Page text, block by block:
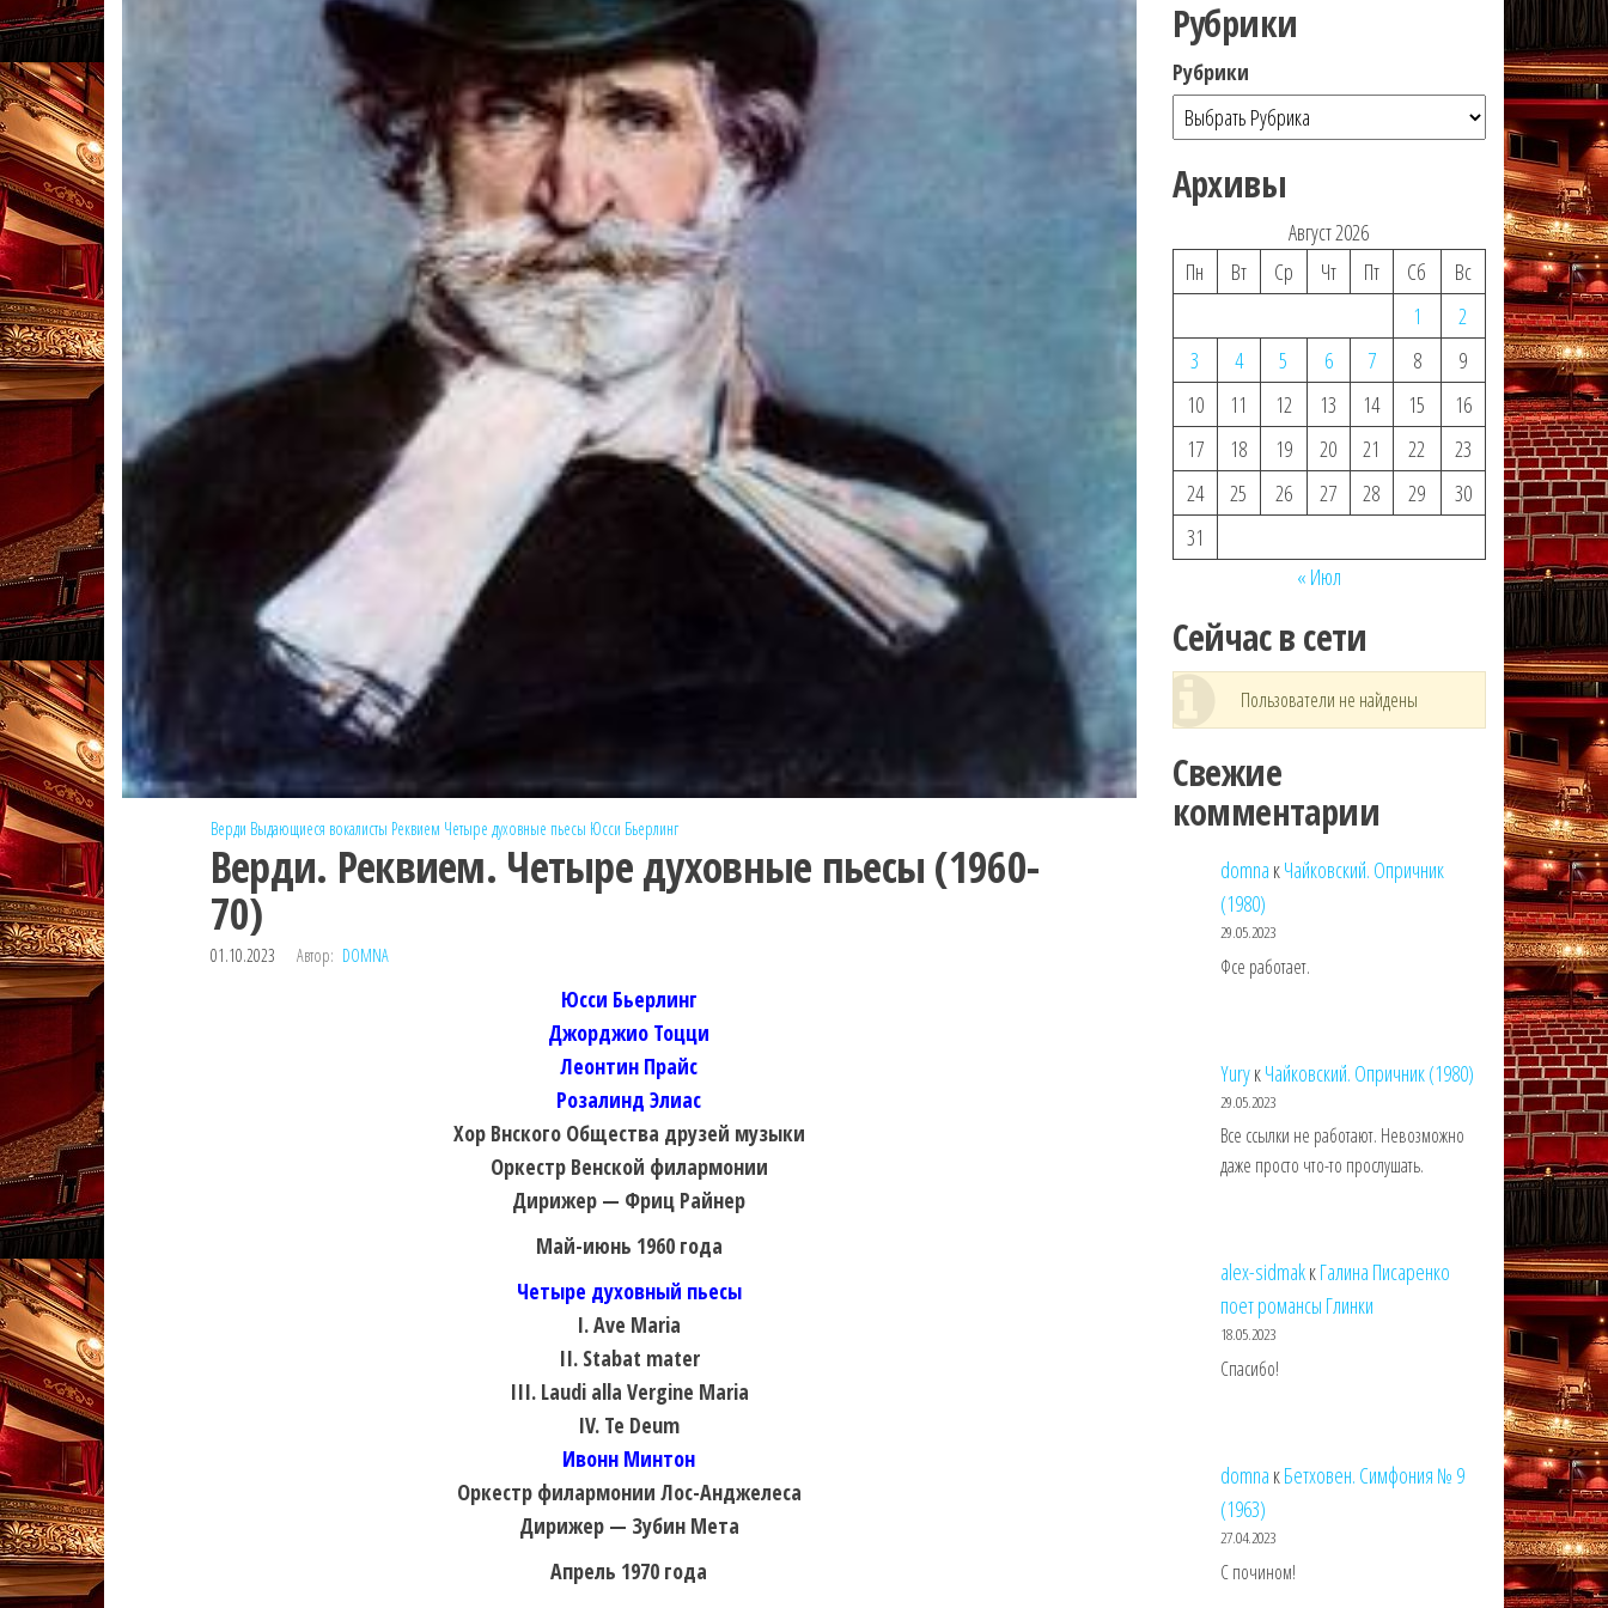
Верди Выдающиеся вокалисты Реквием Четыре духовные пьесы Юсси Бьерлинг
Верди. Реквием. Четыре духовные пьесы (1960-
70)
01.10.2023 Автор: DOMNA
Юсси Бьерлинг
Джорджио Тоцци
Леонтин Прайс
Розалинд Элиас
Хор Внского Общества друзей музыки
Оркестр Венской филармонии
Дирижер — Фриц Райнер
Май-июнь 1960 года
Четыре духовный пьесы
I. Ave Maria
II. Stabat mater
III. Laudi alla Vergine Maria
IV. Te Deum
Ивонн Минтон
Оркестр филармонии Лос-Анджелеса
Дирижер — Зубин Мета
Апрель 1970 года
Рубрики
Рубрики
Архивы
Август 2026
Пн
Вт Ср Чт Пт Сб
Вс
1
2
3
4 5 6 7 8
9
10
11 12 13 14 15
16
17
18 19 20 21 22
23
24
25 26 27 28 29
30
31
« Июл
Сейчас в сети
Пользователи не найдены
Свежие
комментарии
domna кЧайковский. Опричник
(1980)
29.05.2023
Фсе работает.
YuryкЧайковский. Опричник (1980)
29.05.2023
Все ссылки не работают. Невозможно
даже просто что-то прослушать.
alex-sidmakкГалина Писаренко
поет романсы Глинки
18.05.2023
Спасибо!
domna кБетховен. Симфония № 9
(1963)
27.04.2023
С почином!